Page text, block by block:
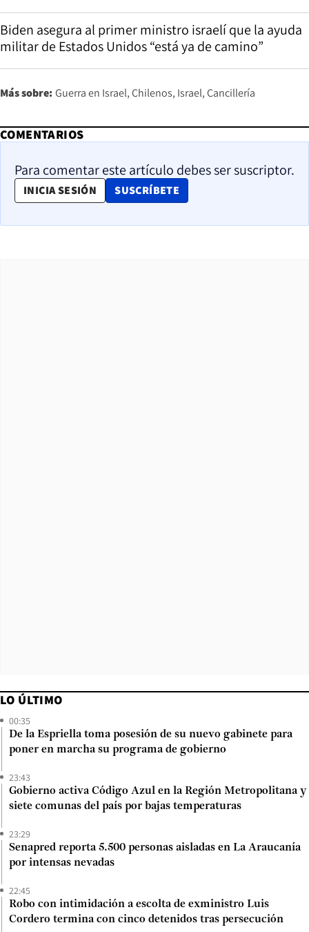
Biden asegura al primer ministro israelí que la ayuda
militar de Estados Unidos “está ya de camino”
Más sobre: Guerra en Israel Chilenos Israel Cancillería
COMENTARIOS
Para comentar este artículo debes ser suscriptor.
INICIA SESIÓN SUSCRÍBETE
OPENS IN NEW WINDOW
LO ÚLTIMO
00:35
De la Espriella toma posesión de su nuevo gabinete para
poner en marcha su programa de gobierno
23:43
Gobierno activa Código Azul en la Región Metropolitana y
siete comunas del país por bajas temperaturas
23:29
Senapred reporta 5.500 personas aisladas en La Araucanía
por intensas nevadas
22:45
Robo con intimidación a escolta de exministro Luis
Cordero termina con cinco detenidos tras persecución